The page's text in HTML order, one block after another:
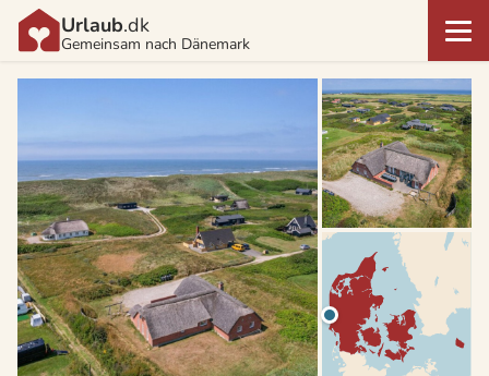
Urlaub.dk
Gemeinsam nach Dänemark